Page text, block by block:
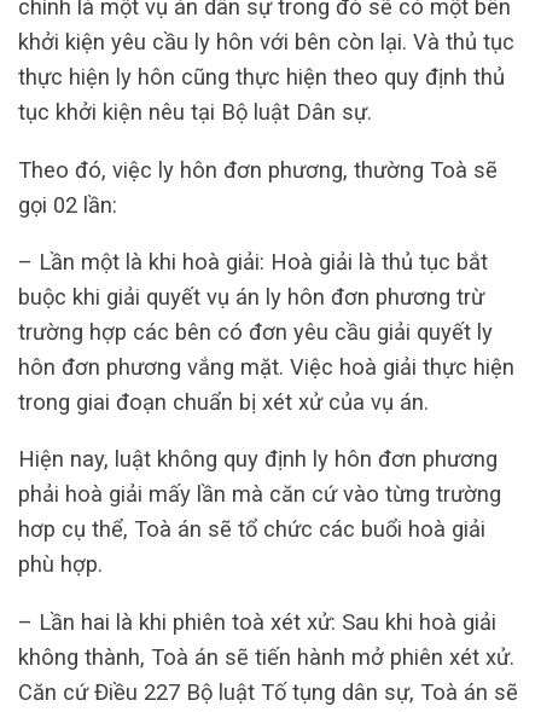
chính là một vụ án dân sự trong đó sẽ có một bên
khởi kiện yêu cầu ly hôn với bên còn lại. Và thủ tục
thực hiện ly hôn cũng thực hiện theo quy định thủ
tục khởi kiện nêu tại Bộ luật Dân sự.
Theo đó, việc ly hôn đơn phương, thường Toà sẽ
gọi 02 lần:
– Lần một là khi hoà giải: Hoà giải là thủ tục bắt
buộc khi giải quyết vụ án ly hôn đơn phương trừ
trường hợp các bên có đơn yêu cầu giải quyết ly
hôn đơn phương vắng mặt. Việc hoà giải thực hiện
trong giai đoạn chuẩn bị xét xử của vụ án.
Hiện nay, luật không quy định ly hôn đơn phương
phải hoà giải mấy lần mà căn cứ vào từng trường
hơp cụ thể, Toà án sẽ tổ chức các buổi hoà giải
phù hợp.
– Lần hai là khi phiên toà xét xử: Sau khi hoà giải
không thành, Toà án sẽ tiến hành mở phiên xét xử.
Căn cứ Điều 227 Bộ luật Tố tụng dân sự, Toà án sẽ